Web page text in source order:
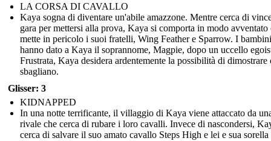
LA CORSA DI CAVALLO
Kaya sogna di diventare un'abile amazzone. Mentre cerca di
gara per mettersi alla prova, Kaya si comporta in modo avventato
mette in pericolo i suoi fratelli, Wing Feather e Sparrow. I bambini
hanno dato a Kaya il soprannome, Magpie, dopo un uccello
Frustrata, Kaya desidera ardentemente la possibilità di dimostrare
sbagliano.
Glisser: 3
KIDNAPPED
In una notte terrificante, il villaggio di Kaya viene attaccato da
rivale che cerca di rubare i loro cavalli. Invece di nascondersi,
cerca di salvare il suo amato cavallo Steps High e lei e sua sorella